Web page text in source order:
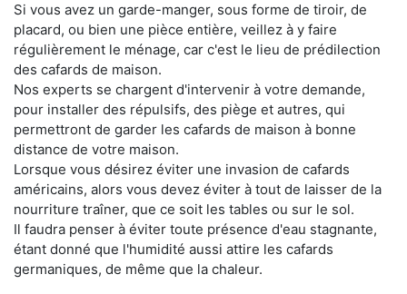
Si vous avez un garde-manger, sous forme de tiroir, de
placard, ou bien une pièce entière, veillez à y faire
régulièrement le ménage, car c'est le lieu de prédilection
des cafards de maison.
Nos experts se chargent d'intervenir à votre demande,
pour installer des répulsifs, des piège et autres, qui
permettront de garder les cafards de maison à bonne
distance de votre maison.
Lorsque vous désirez éviter une invasion de cafards
américains, alors vous devez éviter à tout de laisser de la
nourriture traîner, que ce soit les tables ou sur le sol.
Il faudra penser à éviter toute présence d'eau stagnante,
étant donné que l'humidité aussi attire les cafards
germaniques, de même que la chaleur.